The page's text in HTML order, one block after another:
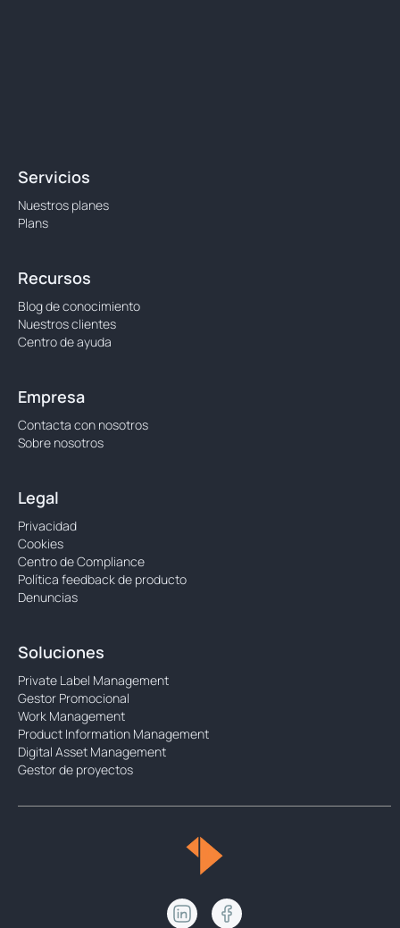
Servicios
Nuestros planes
Plans
Recursos
Blog de conocimiento
Nuestros clientes
Centro de ayuda
Empresa
Contacta con nosotros
Sobre nosotros
Legal
Privacidad
Cookies
Centro de Compliance
Política feedback de producto
Denuncias
Soluciones
Private Label Management
Gestor Promocional
Work Management
Product Information Management
Digital Asset Management
Gestor de proyectos